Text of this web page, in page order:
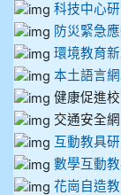
科技中心
防災緊急
環境教育
本土語言
健康促進
交通安全網
互動教具
數學互動
花崗自造